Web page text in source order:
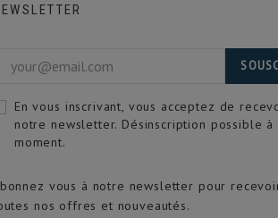
vous à notre newsletter pour
nos offres et nouveautés.
En vous inscrivant, vous acceptez de
notre newsletter. Désinscription possible à
moment.